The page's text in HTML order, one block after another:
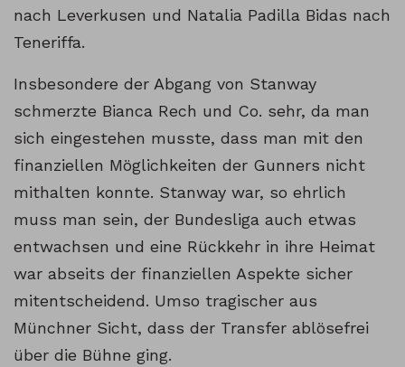
nach Leverkusen und Natalia Padilla Bidas nach
Teneriffa.
Insbesondere der Abgang von Stanway
schmerzte Bianca Rech und Co. sehr, da man
sich eingestehen musste, dass man mit den
finanziellen Möglichkeiten der Gunners nicht
mithalten konnte. Stanway war, so ehrlich
muss man sein, der Bundesliga auch etwas
entwachsen und eine Rückkehr in ihre Heimat
war abseits der finanziellen Aspekte sicher
mitentscheidend. Umso tragischer aus
Münchner Sicht, dass der Transfer ablösefrei
über die Bühne ging.